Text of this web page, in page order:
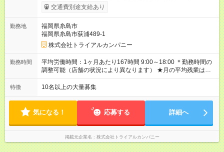
～400，000円 【バイヤー経験がある方】 月給380，000円～ ※
当社規定の採用基準により、能力、年齢、 前職経験などを考慮
ラスしてもらえる手当・インセンティブ ◎残業手当 ◎住宅手当
◎通勤手当 ◎家族手当 ◎資格手当 ◎職位手当 ◎単身手当 ◎残業
手当（全額支給） ◎深夜手当 ※一部、店舗により異なります ※
固定残業・みなし残業なし！残業分は1分単位で支給！ （実績：
月平均残業時間13.25h以下） 【試用期間】試用期間あり 試用期
間の長さ：2ヶ月 雇用形態、給与は本採用時と同じです。
交通費別途支給あり
勤務地
福岡県糸島市
福岡県糸島市荻浦489-1
株式会社トライアルカンパニー
勤務時間
平均労働時間：1ヶ月あたり167時間 9:00～18:00 ＊勤務時間の
調整可能（店舗の状況により異なります） ★月の平均残業は
13.25ｈ以下 ⇒業務効率化等を図り、さらに減らしていきます
◎基本は定時退社 ◎固定残業・みなし残業ナシ。残業分は1分単
務時間の調整可能（店舗の状況により異なります） ★月の平均
残業は13.25ｈ以下 ⇒業務効率化等を図り、さらに減らしてい
きます ◎基本は定時退社 ◎固定残業・みなし残業ナシ。残業分
は1分単位で支給
特徴 10名以上の大量募集
気になる！ 応募する 詳細へ
掲載元企業名 株式会社トライアルカンパニー